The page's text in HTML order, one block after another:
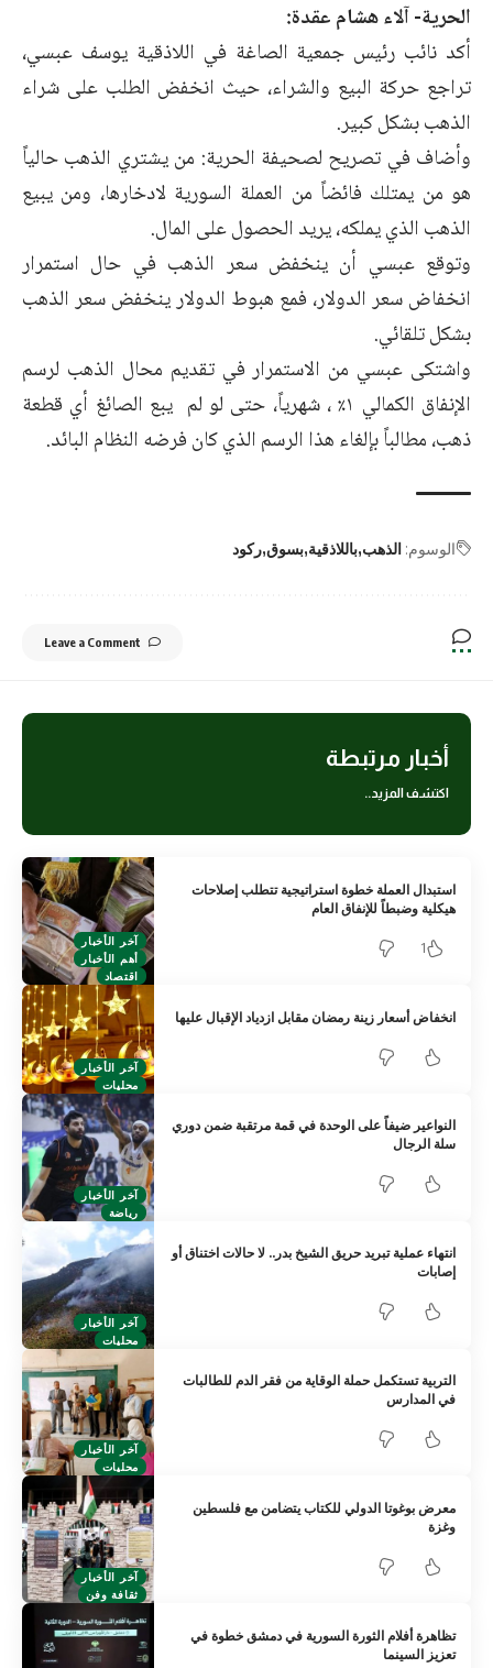
الحرية- آلاء هشام عقدة:
أكد نائب رئيس جمعية الصاغة في اللاذقية يوسف عبسي،
تراجع حركة البيع والشراء، حيث انخفض الطلب على شراء
الذهب بشكل كبير.
وأضاف في تصريح لصحيفة الحرية: من يشتري الذهب حالياً
هو من يمتلك فائضاً من العملة السورية لادخارها، ومن يبيع
الذهب الذي يملكه، يريد الحصول على المال.
وتوقع عبسي أن ينخفض سعر الذهب في حال استمرار
انخفاض سعر الدولار، فمع هبوط الدولار ينخفض سعر الذهب
بشكل تلقائي.
واشتكى عبسي من الاستمرار في تقديم محال الذهب لرسم
الإنفاق الكمالي ١٪ ، شهرياً، حتى لو لم يبع الصائغ أي قطعة
ذهب، مطالباً بإلغاء هذا الرسم الذي كان فرضه النظام البائد.
الوسوم: الذهب باللاذقية بسوق ركود
Leave a Comment
أخبار مرتبطة
اكتشف المزيد..
آخر الأخبار
أهم الأخبار
اقتصاد
استبدال العملة خطوة استراتيجية تتطلب إصلاحات
هيكلية وضبطاً للإنفاق العام
1
آخر الأخبار
محليات
انخفاض أسعار زينة رمضان مقابل ازدياد الإقبال عليها
آخر الأخبار
رياضة
النواعير ضيفاً على الوحدة في قمة مرتقبة ضمن دوري
سلة الرجال
آخر الأخبار
محليات
انتهاء عملية تبريد حريق الشيخ بدر.. لا حالات اختناق أو
إصابات
آخر الأخبار
محليات
التربية تستكمل حملة الوقاية من فقر الدم للطالبات
في المدارس
آخر الأخبار
ثقافة وفن
معرض بوغوتا الدولي للكتاب يتضامن مع فلسطين
وغزة
تظاهرة أفلام الثورة السورية في دمشق خطوة في
تعزيز السينما